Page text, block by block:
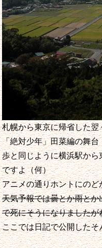
札幌から東京に帰省した翌
「絶対少年」田菜編の舞
歩と同じように横浜駅か
ですよ（何）
アニメの通りホントにの
天気予報では曇とか雨と
で死にそうになりましたが
ここでは日記で公開した